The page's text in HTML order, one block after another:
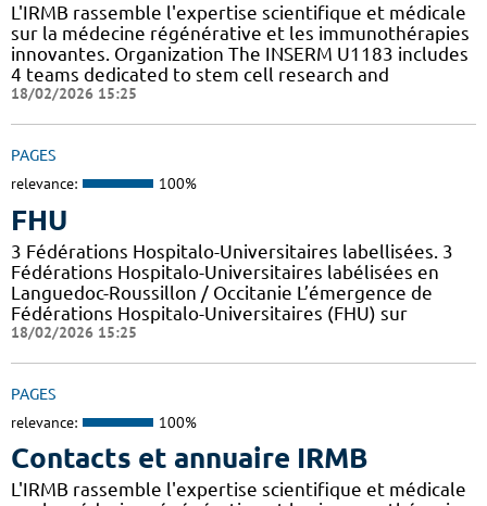
L'IRMB rassemble l'expertise scientifique et médicale
sur la médecine régénérative et les immunothérapies
innovantes. Organization The INSERM U1183 includes
4 teams dedicated to stem cell research and
18/02/2026 15:25
PAGES
relevance: 100%
FHU
3 Fédérations Hospitalo-Universitaires labellisées. 3
Fédérations Hospitalo-Universitaires labélisées en
Languedoc-Roussillon / Occitanie L’émergence de
Fédérations Hospitalo-Universitaires (FHU) sur
18/02/2026 15:25
PAGES
relevance: 100%
Contacts et annuaire IRMB
L'IRMB rassemble l'expertise scientifique et médicale